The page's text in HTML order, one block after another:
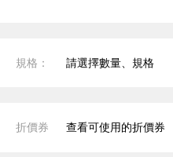
規格： 請選擇數量、規格
折價券 查看可使用的折價券